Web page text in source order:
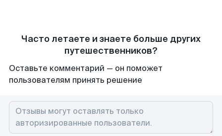
Часто летаете и знаете больше других
путешественников?
Оставьте комментарий — он поможет
пользователям принять решение